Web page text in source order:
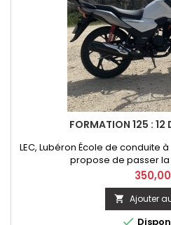
FORMATION 125 : 12
LEC, Lubéron École de conduite
propose de passer la
Prix
 Ajouter
